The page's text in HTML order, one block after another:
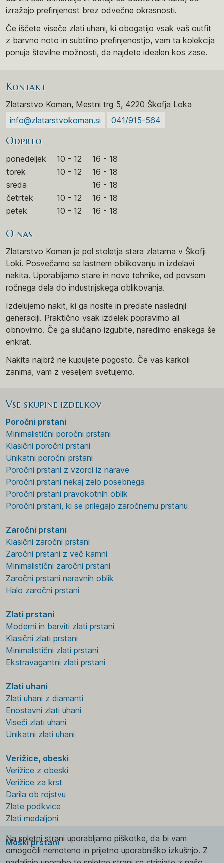
izražajo prefinjenost brez odvečne okrasnosti.
Če iščete viseče zlati uhani, ki obogatijo vsak vaš outfit
z barvno noto in subtilno prefinjenostjo, vam ta kolekcija
ponuja številne možnosti, da najdete idealen kos zase.
Kontakt
Zlatarstvo Koman, Mestni trg 5, 4220 Škofja Loka
info@zlatarstvokoman.si
041/915-564
Odprto
ponedeljek 10 - 12
16 - 18
torek
10 - 12
16 - 18
sreda
16 - 18
četrtek
10 - 12
16 - 18
petek
10 - 12 16 - 18
O nas
Zlatarstvo Koman je pol stoletja stara zlatarna v Škofji
Loki. Posvečamo se lastnem oblikovanju in izdelavi
nakita. Uporabljamo stare in nove tehnike, od povsem
ročnega dela do industrijskega oblikovanja.
Izdelujemo nakit, ki ga nosite in predate naslednji
generaciji. Praktično vsak izdelek popravimo ali
obnovimo. Če ga slučajno izgubite, naredimo enakega še
enkrat.
Nakita najbrž ne kupujete pogosto. Če vas karkoli
zanima, vam z veseljem svetujemo.
Vse skupine izdelkov
Poročni prstani
Minimalistični poročni prstani
Klasični poročni prstani
Unikatni poročni prstani
Poročni prstani z vzorci iz narave
Poročni prstani nekaj zelo posebnega
Poročni prstani pravokotnih oblik
Poročni prstani, ki se prilegajo zaročnemu prstanu
Zaročni prstani
Klasični zaročni prstani
Zaročni prstani z več kamni
Minimalistični zaročni prstani
Zaročni prstani naravnih oblik
Halo zaročni prstani
Zlati prstani
Moderni in barviti zlati prstani
Klasični zlati prstani
Minimalistični zlati prstani
Ekstravagantni zlati prstani
Zlati uhani
Zlati uhani z diamanti
Enostavni zlati uhani
Viseči zlati uhani
Unikatni zlati uhani
Verižice, obeski
Verižice z obeski
Verižice za krst
Darila ob rojstvu
Zlate podkvice
Zlati medaljoni
Moški prstani
Na spletni strani uporabljamo piškotke, da bi vam
omogočili nemoteno in prijetno uporabniško izkušnjo. Z